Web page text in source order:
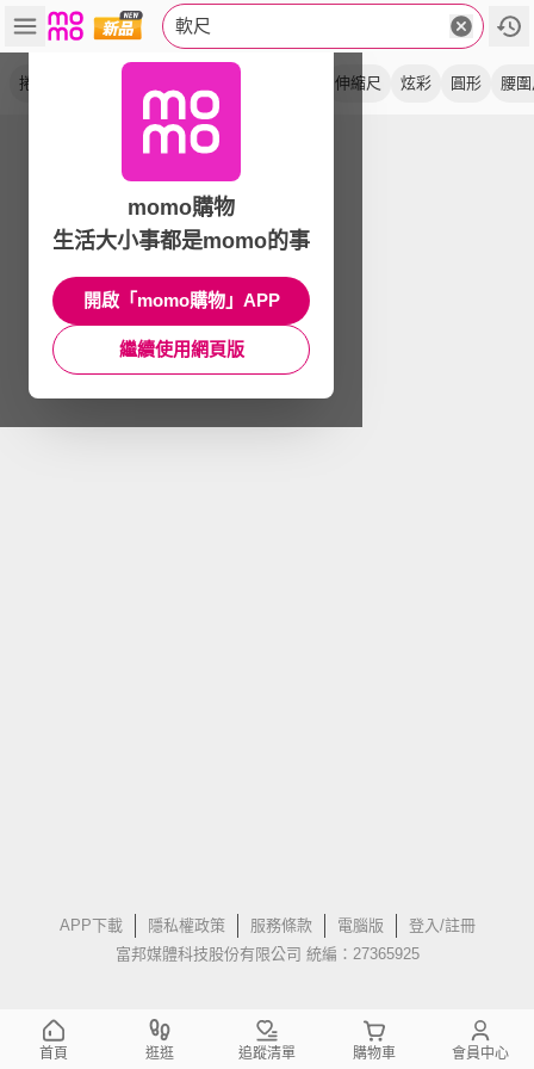
軟尺
捲尺 伸縮尺 炫彩 圓形 腰
APP下載 隱私權政策 服務條款 電腦版
登入/註冊
富邦媒體科技股份有限公司 統編：27365925
momo購物
生活大小事都是momo的事
開啟「momo購物」APP
繼續使用網頁版
首頁 逛逛 追蹤清單 購物車 會員中心